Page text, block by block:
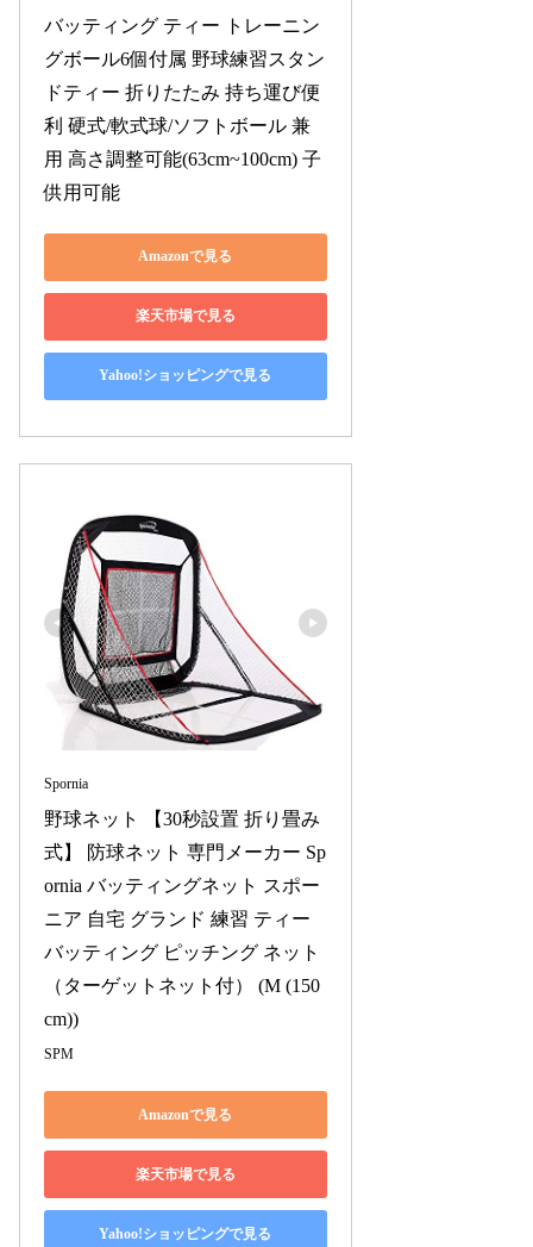
バッティング ティー トレーニン
グボール6個付属 野球練習スタン
ドティー 折りたたみ 持ち運び便
利 硬式/軟式球/ソフトボール 兼
用 高さ調整可能(63cm~100cm) 子
供用可能
Amazonで見る
楽天市場で見る
Yahoo!ショッピングで見る
Spornia
野球ネット 【30秒設置 折り畳み
式】 防球ネット 専門メーカー Sp
ornia バッティングネット スポー
ニア 自宅 グランド 練習 ティー
バッティング ピッチング ネット
（ターゲットネット付） (M (150
cm))
SPM
Amazonで見る
楽天市場で見る
Yahoo!ショッピングで見る